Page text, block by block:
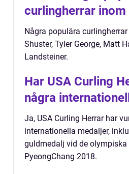
curlingherrar inom
Några populära
Shuster, Tyler George, Matt
Landsteiner.
Har USA Curling
några
Ja, USA Curling Herrar har
internationella medaljer,
guldmedalj vid de olympiska
PyeongChang 2018.